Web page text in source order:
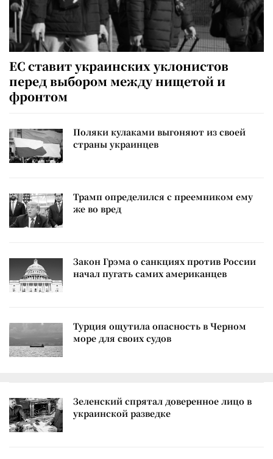
ЕС ставит украинских уклонистов
перед выбором между нищетой и
фронтом
Поляки кулаками выгоняют из своей
страны украинцев
Трамп определился с преемником ему
же во вред
Закон Грэма о санкциях против России
начал пугать самих американцев
Турция ощутила опасность в Черном
море для своих судов
Зеленский спрятал доверенное лицо в
украинской разведке